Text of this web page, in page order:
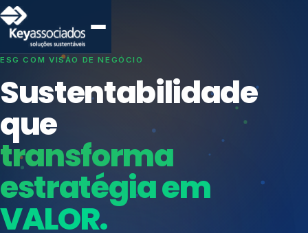
SISTEMAS DE GESTÃO OTIMIZADOS E INTEGRADOS
Conformidade que
protege seu
negócio.
Consultoria, auditoria e treinamentos em ISO 27001,
ISO 27701, ISO 42001, ISO 37001, ISO 9001, ISO
Índices de Mercado
Mudanças Climáticas
Reputação e Cadeia
Reporte Regulatório